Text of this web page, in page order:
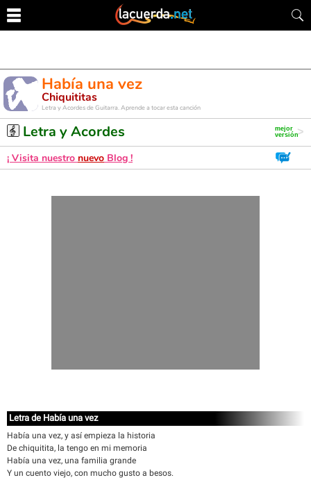
Había una vez
Chiquititas
Letra y Acordes de Guitarra. Aprende a tocar esta canción
Letra y Acordes
¡ Visita nuestro nuevo Blog !
Letra de Había una vez
Había una vez, y así empieza la historia
De chiquitita, la tengo en mi memoria
Había una vez, una familia grande
Y un cuento viejo, con mucho gusto a besos.